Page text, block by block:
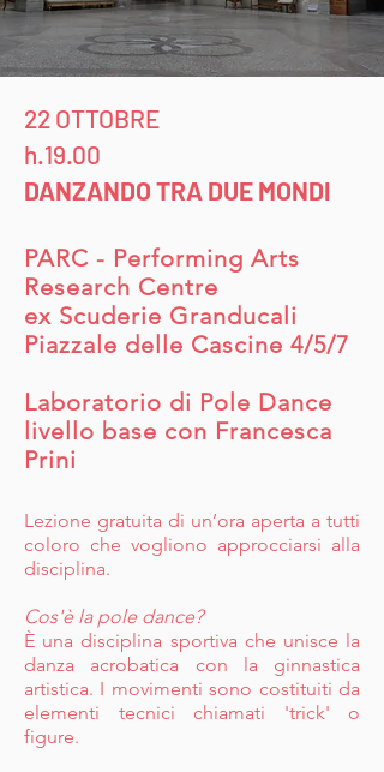
22 OTTOBRE
h.19.00
DANZANDO TRA DUE MONDI
PARC - Performing Arts
Research Centre
ex Scuderie Granducali
Piazzale delle Cascine 4/5/7
Laboratorio di Pole Dance
livello base con Francesca
Prini
Lezione gratuita di un’ora aperta a tutti
coloro che vogliono approcciarsi alla
disciplina.
Cos'è la pole dance?
È una disciplina sportiva che unisce la
danza acrobatica con la ginnastica
artistica. I movimenti sono costituiti da
elementi tecnici chiamati 'trick' o
figure.